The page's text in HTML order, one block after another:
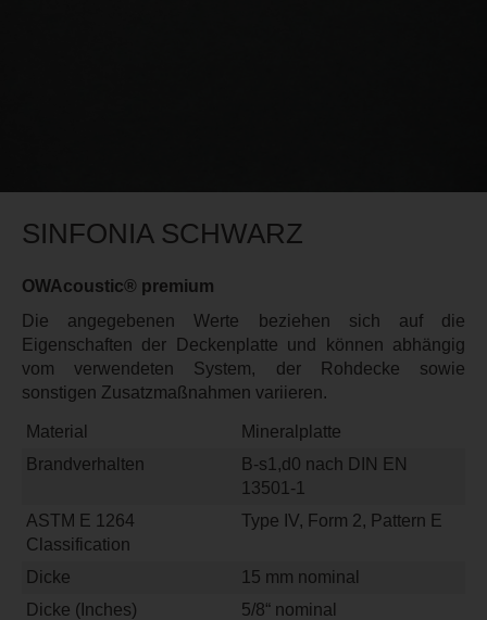
SINFONIA SCHWARZ
OWAcoustic® premium
Die angegebenen Werte beziehen sich auf die
Eigenschaften der Deckenplatte und können abhängig
vom verwendeten System, der Rohdecke sowie
sonstigen Zusatzmaßnahmen variieren.
Material
Mineralplatte
Brandverhalten
B-s1,d0 nach DIN EN
13501-1
ASTM E 1264
Classification
Type IV, Form 2, Pattern E
Dicke
15 mm nominal
Dicke (Inches)
5/8“ nominal